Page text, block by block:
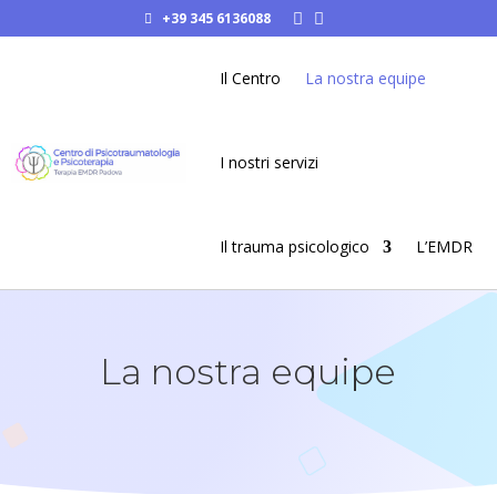
+39 345 6136088  
Il Centro La nostra equipe
I nostri servizi
Il trauma psicologico L’EMDR
La nostra equipe